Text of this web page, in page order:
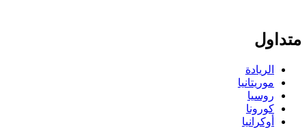
متداول
الريادة
موريتانيا
روسيا
كورونا
أوكرانيا